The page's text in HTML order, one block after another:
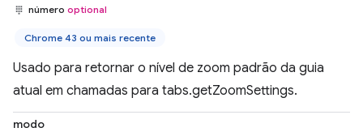
número optional
Chrome 43 ou mais recente
Usado para retornar o nível de zoom padrão da guia
atual em chamadas para tabs.getZoomSettings.
modo